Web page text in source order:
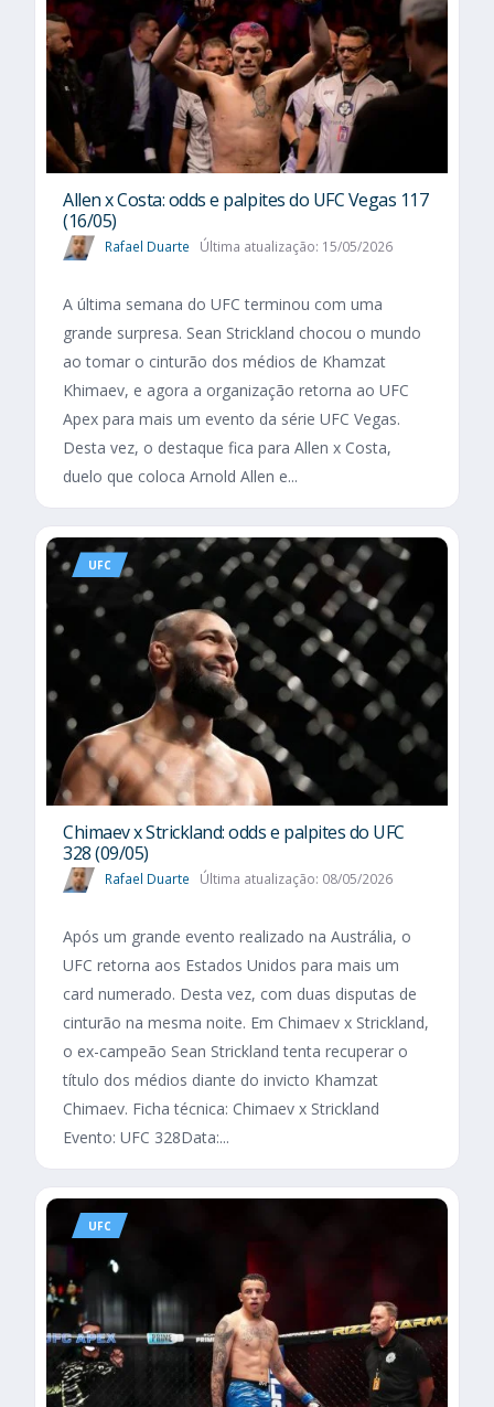
Allen x Costa: odds e palpites do UFC Vegas 117
(16/05)
Rafael Duarte Última atualização: 15/05/2026
A última semana do UFC terminou com uma
grande surpresa. Sean Strickland chocou o mundo
ao tomar o cinturão dos médios de Khamzat
Khimaev, e agora a organização retorna ao UFC
Apex para mais um evento da série UFC Vegas.
Desta vez, o destaque fica para Allen x Costa,
duelo que coloca Arnold Allen e...
UFC
Chimaev x Strickland: odds e palpites do UFC
328 (09/05)
Rafael Duarte Última atualização: 08/05/2026
Após um grande evento realizado na Austrália, o
UFC retorna aos Estados Unidos para mais um
card numerado. Desta vez, com duas disputas de
cinturão na mesma noite. Em Chimaev x Strickland,
o ex-campeão Sean Strickland tenta recuperar o
título dos médios diante do invicto Khamzat
Chimaev. Ficha técnica: Chimaev x Strickland
Evento: UFC 328Data:...
UFC